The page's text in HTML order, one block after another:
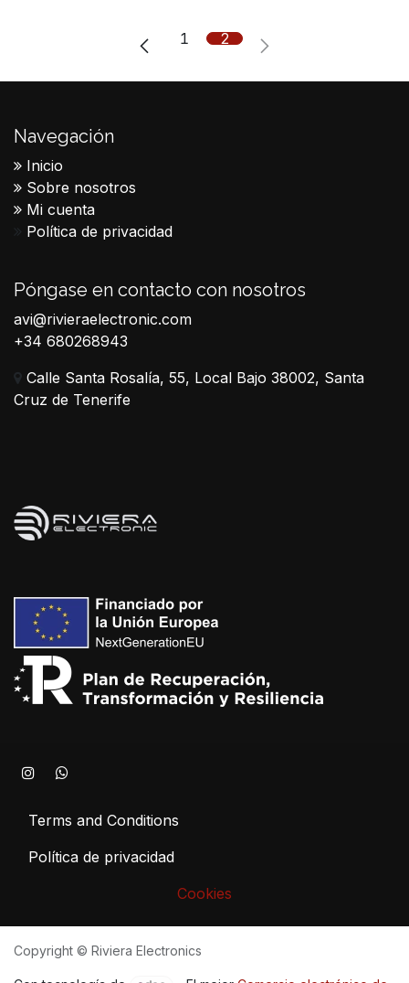
1 2
Navegación
Inicio
Sobre nosotros
Mi cuenta
Política de privacidad
Póngase en contacto con nosotros
avi@rivieraelectronic.com
+34 680268943
Calle Santa Rosalía, 55, Local Bajo 38002, Santa
Cruz de Tenerife
Terms and Conditions
Política de privacidad
Cookies
Copyright © Riviera Electronics